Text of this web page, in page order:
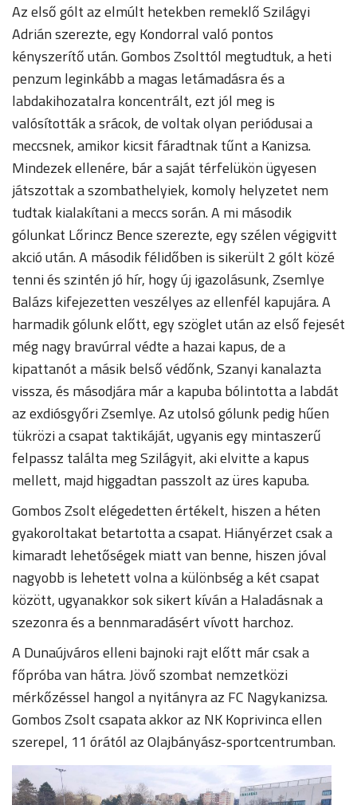
Az első gólt az elmúlt hetekben remeklő Szilágyi
Adrián szerezte, egy Kondorral való pontos
kényszerítő után. Gombos Zsolttól megtudtuk, a heti
penzum leginkább a magas letámadásra és a
labdakihozatalra koncentrált, ezt jól meg is
valósították a srácok, de voltak olyan periódusai a
meccsnek, amikor kicsit fáradtnak tűnt a Kanizsa.
Mindezek ellenére, bár a saját térfelükön ügyesen
játszottak a szombathelyiek, komoly helyzetet nem
tudtak kialakítani a meccs során. A mi második
gólunkat Lőrincz Bence szerezte, egy szélen végigvitt
akció után. A második félidőben is sikerült 2 gólt közé
tenni és szintén jó hír, hogy új igazolásunk, Zsemlye
Balázs kifejezetten veszélyes az ellenfél kapujára. A
harmadik gólunk előtt, egy szöglet után az első fejesét
még nagy bravúrral védte a hazai kapus, de a
kipattanót a másik belső védőnk, Szanyi kanalazta
vissza, és másodjára már a kapuba bólintotta a labdát
az exdiósgyőri Zsemlye. Az utolsó gólunk pedig hűen
tükrözi a csapat taktikáját, ugyanis egy mintaszerű
felpassz találta meg Szilágyit, aki elvitte a kapus
mellett, majd higgadtan passzolt az üres kapuba.
Gombos Zsolt elégedetten értékelt, hiszen a héten
gyakoroltakat betartotta a csapat. Hiányérzet csak a
kimaradt lehetőségek miatt van benne, hiszen jóval
nagyobb is lehetett volna a különbség a két csapat
között, ugyanakkor sok sikert kíván a Haladásnak a
szezonra és a bennmaradásért vívott harchoz.
A Dunaújváros elleni bajnoki rajt előtt már csak a
főpróba van hátra. Jövő szombat nemzetközi
mérkőzéssel hangol a nyitányra az FC Nagykanizsa.
Gombos Zsolt csapata akkor az NK Koprivinca ellen
szerepel, 11 órától az Olajbányász-sportcentrumban.